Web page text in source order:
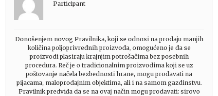
Participant
Donošenjem novog Pravilnika, koji se odnosi na prodaju manjih
količina poljoprivrednih proizvoda, omogućeno je da se
proizvodi plasiraju krajnjim potrošačima bez posebnih
procedura. Reč je o tradicionalnim proizvodima koji se uz
poštovanje načela bezbednosti hrane, mogu prodavati na
pijacama, maloprodajnim objektima, ali i na samom gazdinstvu.
Pravilnik predviđa da se na ovaj način mogu prodavati: sirovo